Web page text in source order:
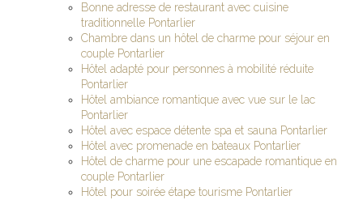
Bonne adresse de restaurant avec cuisine
traditionnelle Pontarlier
Chambre dans un hôtel de charme pour séjour en
couple Pontarlier
Hôtel adapté pour personnes à mobilité réduite
Pontarlier
Hôtel ambiance romantique avec vue sur le lac
Pontarlier
Hôtel avec espace détente spa et sauna Pontarlier
Hôtel avec promenade en bateaux Pontarlier
Hôtel de charme pour une escapade romantique en
couple Pontarlier
Hôtel pour soirée étape tourisme Pontarlier